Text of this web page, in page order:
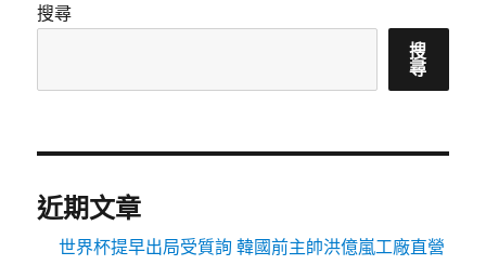
搜尋
搜
尋
近期文章
世界杯提早出局受質詢 韓國前主帥洪億嵐工廠直營